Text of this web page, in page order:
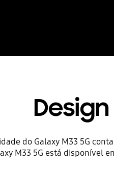
do Galaxy M33 5G
M33 5G está disponível